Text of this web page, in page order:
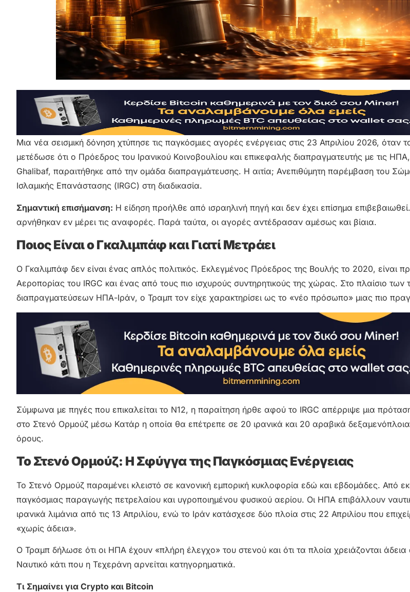
Μια νέα σεισμική δόνηση χτύπησε τις παγκόσμιες αγορές ενέργειας στις 23 Απριλίου 2026, όταν
μετέδωσε ότι ο Πρόεδρος του Ιρανικού Κοινοβουλίου και επικεφαλής διαπραγματευτής με τις
Ghalibaf, παραιτήθηκε από την ομάδα διαπραγμάτευσης. Η αιτία; Ανεπιθύμητη παρέμβαση του
Ισλαμικής Επανάστασης (IRGC) στη διαδικασία.
Σημαντική επισήμανση: Η είδηση προήλθε από ισραηλινή πηγή και δεν έχει επίσημα
αρνήθηκαν εν μέρει τις αναφορές. Παρά ταύτα, οι αγορές αντέδρασαν αμέσως και βίαια.
Ποιος Είναι ο Γκαλιμπάφ και Γιατί Μετράει
Ο Γκαλιμπάφ δεν είναι ένας απλός πολιτικός. Εκλεγμένος Πρόεδρος της Βουλής το 2020, είναι
Αεροπορίας του IRGC και ένας από τους πιο ισχυρούς συντηρητικούς της χώρας. Στο πλαίσιο των
διαπραγματεύσεων ΗΠΑ-Ιράν, ο Τραμπ τον είχε χαρακτηρίσει ως το «νέο πρόσωπο» μιας πιο
Σύμφωνα με πηγές που επικαλείται το N12, η παραίτηση ήρθε αφού το IRGC απέρριψε μια
στο Στενό Ορμούζ μέσω Κατάρ η οποία θα επέτρεπε σε 20 ιρανικά και 20 αραβικά
όρους.
Το Στενό Ορμούζ: Η Σφύγγα της Παγκόσμιας Ενέργειας
Το Στενό Ορμούζ παραμένει κλειστό σε κανονική εμπορική κυκλοφορία εδώ και εβδομάδες. Από
παγκόσμιας παραγωγής πετρελαίου και υγροποιημένου φυσικού αερίου. Οι ΗΠΑ επιβάλλουν
ιρανικά λιμάνια από τις 13 Απριλίου, ενώ το Ιράν κατάσχεσε δύο πλοία στις 22 Απριλίου που
«χωρίς άδεια».
Ο Τραμπ δήλωσε ότι οι ΗΠΑ έχουν «πλήρη έλεγχο» του στενού και ότι τα πλοία χρειάζονται άδεια
Ναυτικό κάτι που η Τεχεράνη αρνείται κατηγορηματικά.
Τι Σημαίνει για Crypto και Bitcoin